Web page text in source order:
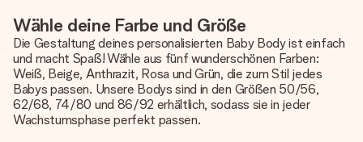
Wähle deine Farbe und Größe
Die Gestaltung deines personalisierten Baby Body ist einfach
und macht Spaß! Wähle aus fünf wunderschönen Farben:
Weiß, Beige, Anthrazit, Rosa und Grün, die zum Stil jedes
Babys passen. Unsere Bodys sind in den Größen 50/56,
62/68, 74/80 und 86/92 erhältlich, sodass sie in jeder
Wachstumsphase perfekt passen.